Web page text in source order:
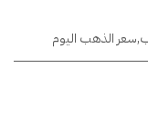
,سعر الذهب اليوم